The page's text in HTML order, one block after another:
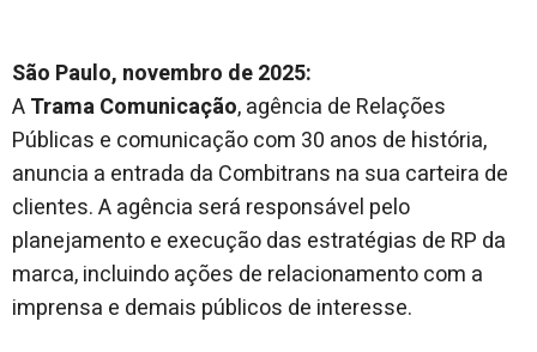
São Paulo, novembro de 2025:
ATrama Comunicação, agência de Relações
Públicas e comunicação com 30 anos de história,
anuncia a entrada da Combitrans na sua carteira de
clientes. A agência será responsável pelo
planejamento e execução das estratégias de RP da
marca, incluindo ações de relacionamento com a
imprensa e demais públicos de interesse.